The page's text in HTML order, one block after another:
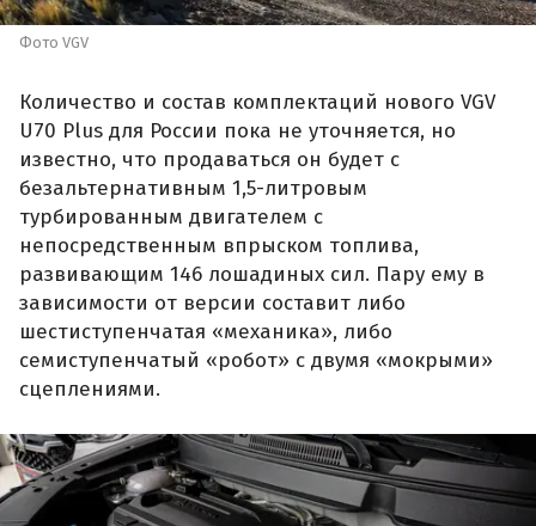
Фото VGV
Количество и состав комплектаций нового VGV
U70 Plus для России пока не уточняется, но
известно, что продаваться он будет с
безальтернативным 1,5-литровым
турбированным двигателем с
непосредственным впрыском топлива,
развивающим 146 лошадиных сил. Пару ему в
зависимости от версии составит либо
шестиступенчатая «механика», либо
семиступенчатый «робот» с двумя «мокрыми»
сцеплениями.